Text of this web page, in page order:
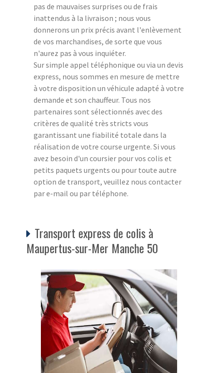
pas de mauvaises surprises ou de frais
inattendus à la livraison ; nous vous
donnerons un prix précis avant l'enlèvement
de vos marchandises, de sorte que vous
n'aurez pas à vous inquiéter.
Sur simple appel téléphonique ou via un devis
express, nous sommes en mesure de mettre
à votre disposition un véhicule adapté à votre
demande et son chauffeur. Tous nos
partenaires sont sélectionnés avec des
critères de qualité très stricts vous
garantissant une fiabilité totale dans la
réalisation de votre course urgente. Si vous
avez besoin d'un coursier pour vos colis et
petits paquets urgents ou pour toute autre
option de transport, veuillez nous contacter
par e-mail ou par téléphone.
Transport express de colis à
Maupertus-sur-Mer Manche 50